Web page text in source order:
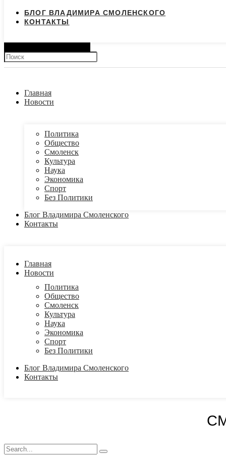
БЛОГ ВЛАДИМИРА СМОЛЕНСКОГО
КОНТАКТЫ
Главная
Новости
Политика
Общество
Смоленск
Культура
Наука
Экономика
Спорт
Без Политики
Блог Владимира Смоленского
Контакты
Главная
Новости
Политика
Общество
Смоленск
Культура
Наука
Экономика
Спорт
Без Политики
Блог Владимира Смоленского
Контакты